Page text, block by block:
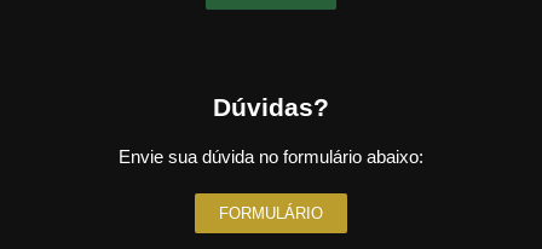
Dúvidas?
Envie sua dúvida no formulário abaixo:
FORMULÁRIO